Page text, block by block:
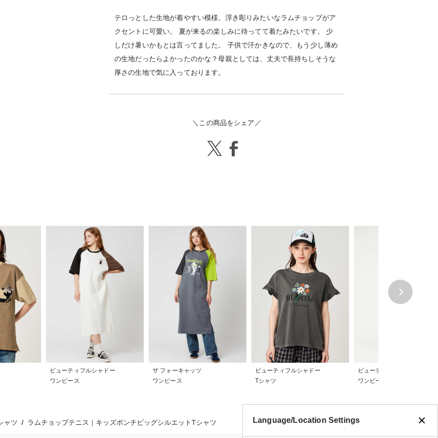
テロっとした生地が着やすい模様。浮き彫りみたいなラムチョップがア
クセントに可愛い。 夏が来るの楽しみに待ってて着たみたいです。 少
しだけ暑いかもとは言ってました。 子供で汗かきなので、もう少し薄め
の生地だったらよかったのかな？母親としては、丈夫で長持ちしそうな
厚さの生地で気に入っております。
＼この商品をシェア／
ビューティフルシャドー
ワンピース
ザ フォーキャッツ
ワンピース
ビューティフルシャドー
Tシャツ
ビューティフルシャドー
ワンピース
ャツ ラムチョップテニス｜キッズポンチビッグシルエットTシャツ Language/Location Settings